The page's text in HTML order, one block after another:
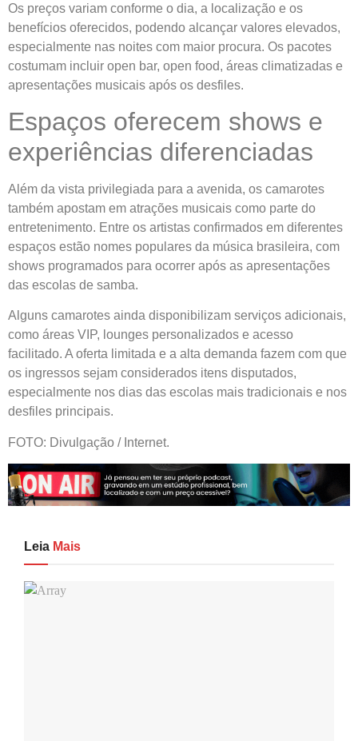
Os preços variam conforme o dia, a localização e os
benefícios oferecidos, podendo alcançar valores elevados,
especialmente nas noites com maior procura. Os pacotes
costumam incluir open bar, open food, áreas climatizadas e
apresentações musicais após os desfiles.
Espaços oferecem shows e
experiências diferenciadas
Além da vista privilegiada para a avenida, os camarotes
também apostam em atrações musicais como parte do
entretenimento. Entre os artistas confirmados em diferentes
espaços estão nomes populares da música brasileira, com
shows programados para ocorrer após as apresentações
das escolas de samba.
Alguns camarotes ainda disponibilizam serviços adicionais,
como áreas VIP, lounges personalizados e acesso
facilitado. A oferta limitada e a alta demanda fazem com que
os ingressos sejam considerados itens disputados,
especialmente nos dias das escolas mais tradicionais e nos
desfiles principais.
FOTO: Divulgação / Internet.
Leia Mais